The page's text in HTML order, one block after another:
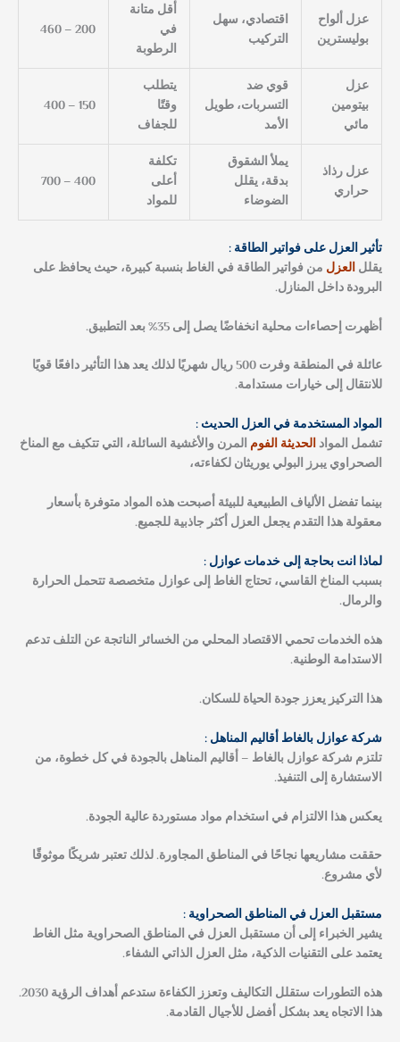
عزل ألواح
بوليسترين
اقتصادي، سهل
التركيب
أقل متانة
في
الرطوبة
200 – 460
عزل
بيتومين
مائي
قوي ضد
التسربات، طويل
الأمد
يتطلب
وقتًا
للجفاف
150 – 400
عزل رذاذ
حراري
يملأ الشقوق
بدقة، يقلل
الضوضاء
تكلفة
أعلى
للمواد
400 – 700
تأثير العزل على فواتير الطاقة :
يقللالعزل من فواتير الطاقة في الغاط بنسبة كبيرة، حيث يحافظ على
البرودة داخل المنازل.
أظهرت إحصاءات محلية انخفاضًا يصل إلى 35% بعد التطبيق.
عائلة في المنطقة وفرت 500 ريال شهريًا لذلك يعد هذا التأثير دافعًا قويًا
للانتقال إلى خيارات مستدامة.
المواد المستخدمة في العزل الحديث :
تشمل الموادالحديثة الفوم المرن والأغشية السائلة، التي تتكيف مع المناخ
الصحراوي يبرز البولي يوريثان لكفاءته،
بينما تفضل الألياف الطبيعية للبيئة أصبحت هذه المواد متوفرة بأسعار
معقولة هذا التقدم يجعل العزل أكثر جاذبية للجميع.
لماذا انت بحاجة إلى خدمات عوازل :
بسبب المناخ القاسي، تحتاج الغاط إلى عوازل متخصصة تتحمل الحرارة
والرمال.
هذه الخدمات تحمي الاقتصاد المحلي من الخسائر الناتجة عن التلف تدعم
الاستدامة الوطنية.
هذا التركيز يعزز جودة الحياة للسكان.
شركة عوازل بالغاط أقاليم المناهل :
تلتزم شركة عوازل بالغاط – أقاليم المناهل بالجودة في كل خطوة، من
الاستشارة إلى التنفيذ.
يعكس هذا الالتزام في استخدام مواد مستوردة عالية الجودة.
حققت مشاريعها نجاحًا في المناطق المجاورة. لذلك تعتبر شريكًا موثوقًا
لأي مشروع.
مستقبل العزل في المناطق الصحراوية :
يشير الخبراء إلى أن مستقبل العزل في المناطق الصحراوية مثل الغاط
يعتمد على التقنيات الذكية، مثل العزل الذاتي الشفاء.
هذه التطورات ستقلل التكاليف وتعزز الكفاءة ستدعم أهداف الرؤية 2030.
هذا الاتجاه يعد بشكل أفضل للأجيال القادمة.